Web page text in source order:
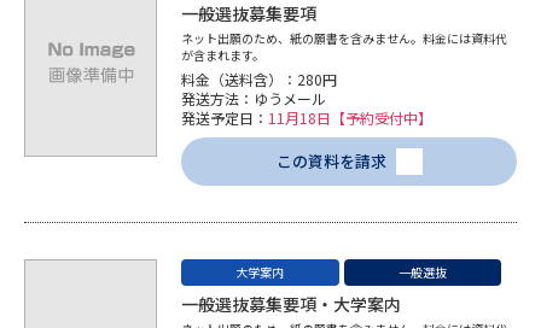
オープンキャンパス検索 実施プログラムから探す
来場型・Web型イベント特集 夢ナビライブ
志望校・出願校を調べる
一般選抜募集要項
ネット出願のため、紙の願書を含みません。料金には資料代
が含まれます。
料金（送料含）：280円
発送方法：ゆうメール
発送予定日： 11月18日【予約受付中】
この資料を請求
大学案内 一般選抜
一般選抜募集要項・大学案内